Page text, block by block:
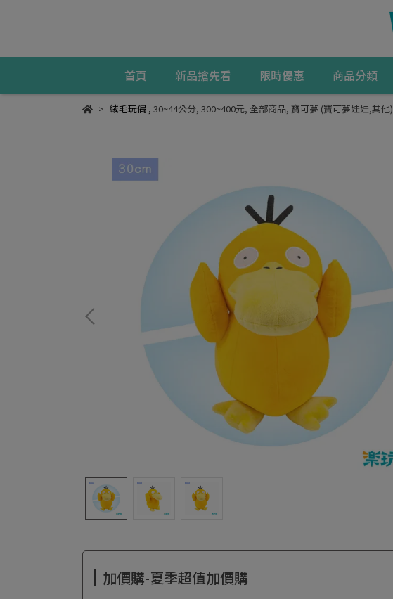
首頁 新品搶先看 限時優惠 商品分類
絨毛玩偶, 30~44公分, 300~400元, 全部商品, 寶可夢 (寶可夢娃娃,其他)
加價購-夏季超值加價購